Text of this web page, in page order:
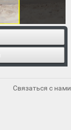
Связаться с нами